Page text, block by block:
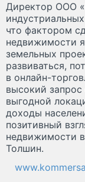
Директор ООО
что фактором
недвижимости
земельных
развиваться,
в онлайн-
высокий запрос
выгодной
доходы
позитивный
недвижимости
Толшин.